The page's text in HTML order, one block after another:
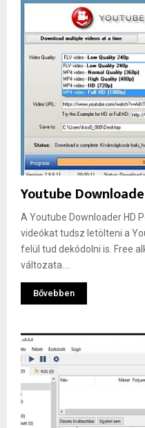
Youtube
A Youtube Downloader HD
videókat tudsz letölteni a
felül tud dekódolni is. Free
változata....
Bővebben